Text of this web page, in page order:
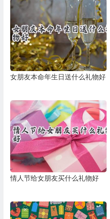
女朋友本命年生日送什么礼物好
情人节给女朋友买什么礼物好